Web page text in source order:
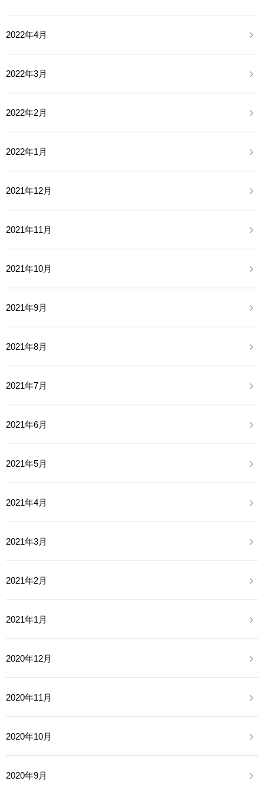
2022年4月
2022年3月
2022年2月
2022年1月
2021年12月
2021年11月
2021年10月
2021年9月
2021年8月
2021年7月
2021年6月
2021年5月
2021年4月
2021年3月
2021年2月
2021年1月
2020年12月
2020年11月
2020年10月
2020年9月